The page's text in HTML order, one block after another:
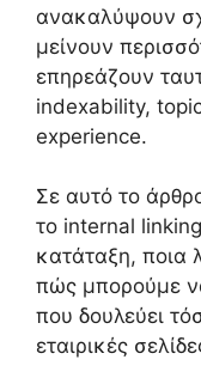
ανακαλύψουν
μείνουν
επηρεάζουν
indexability,
experience.
Σε αυτό το
το internal
κατάταξη, ποια
πώς μπορούμε
που δουλεύει
εταιρικές